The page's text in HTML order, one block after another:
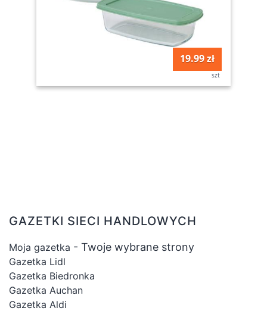
19.99 zł
szt
GAZETKI SIECI HANDLOWYCH
Moja gazetka - Twoje wybrane strony
Gazetka Lidl
Gazetka Biedronka
Gazetka Auchan
Gazetka Aldi